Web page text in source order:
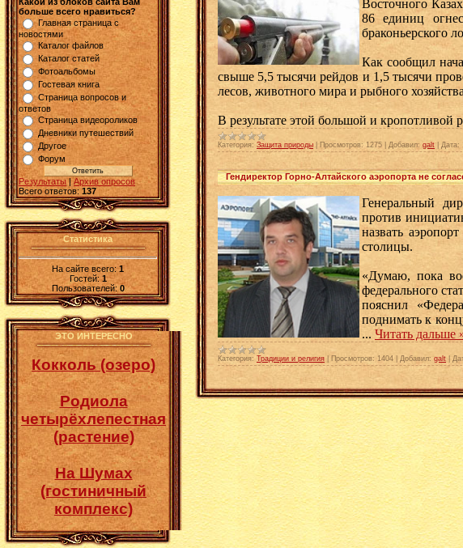
больше всего нравиться?
Главная страница с
новостями
Каталог файлов
Каталог статей
Фотоальбомы
Гостевая книга
Страница вопросов и
ответов
Страница видеороликов
Дневники путешествий
Другое
Форум
Результаты|Архив опросов
Всего ответов: 137
Статистика
На сайте всего:1
Гостей:1
Пользователей: 0
ЭТО ИНТЕРЕСНО
Кокколь (озеро)
Родиола
четырёхлепестная
(растение)
На Шумах
(гостиничный
комплекс)
Восточного
86 единиц
браконьерского
Как сообщил
свыше 5,5 тысячи рейдов и 1,5 тысячи
лесов, животного мира и рыбного
В результате этой большой и
Категория: Защита природы Просмотров: 1275 Добавил: galt Дата:
Гендиректор Горно-Алтайского аэропорта не
Генеральный
против
назвать
столицы.
«Думаю, пока
федерального
пояснил
поднимать к
... Читать дальше
Категория: Традиции и религия Просмотров: 1404 Добавил: galt